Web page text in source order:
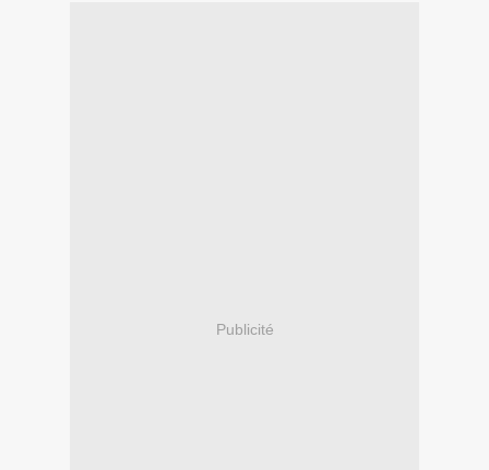
Publicité